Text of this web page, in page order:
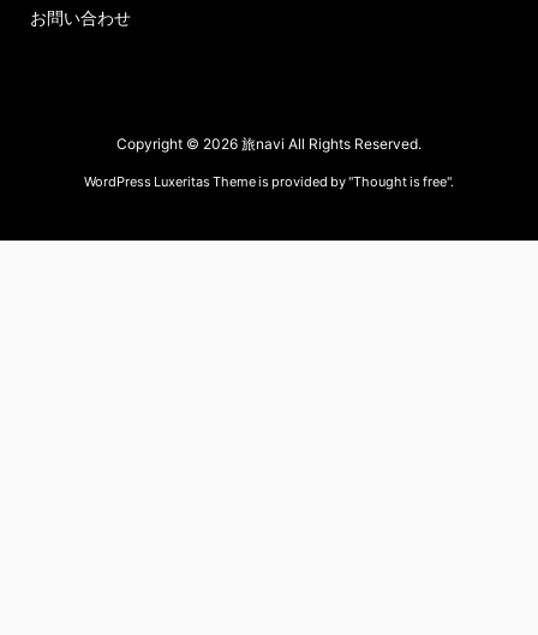
お問い合わせ
Copyright © 2026 旅navi All Rights Reserved.
WordPress Luxeritas Theme is provided by "Thought is free".